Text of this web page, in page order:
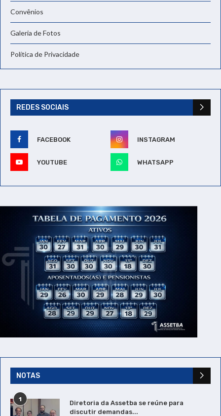
Convênios
Galeria de Fotos
Política de Privacidade
REDES SOCIAIS
FACEBOOK INSTAGRAM
YOUTUBE WHATSAPP
NOTAS
1
Diretoria da Assetba se reúne para
discutir demandas...